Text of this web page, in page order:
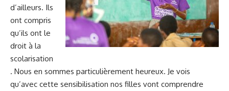
d’ailleurs. Ils
ont compris
qu’ils ont le
droit à la
scolarisation
. Nous en sommes particulièrement heureux. Je vois
qu’avec cette sensibilisation nos filles vont comprendre